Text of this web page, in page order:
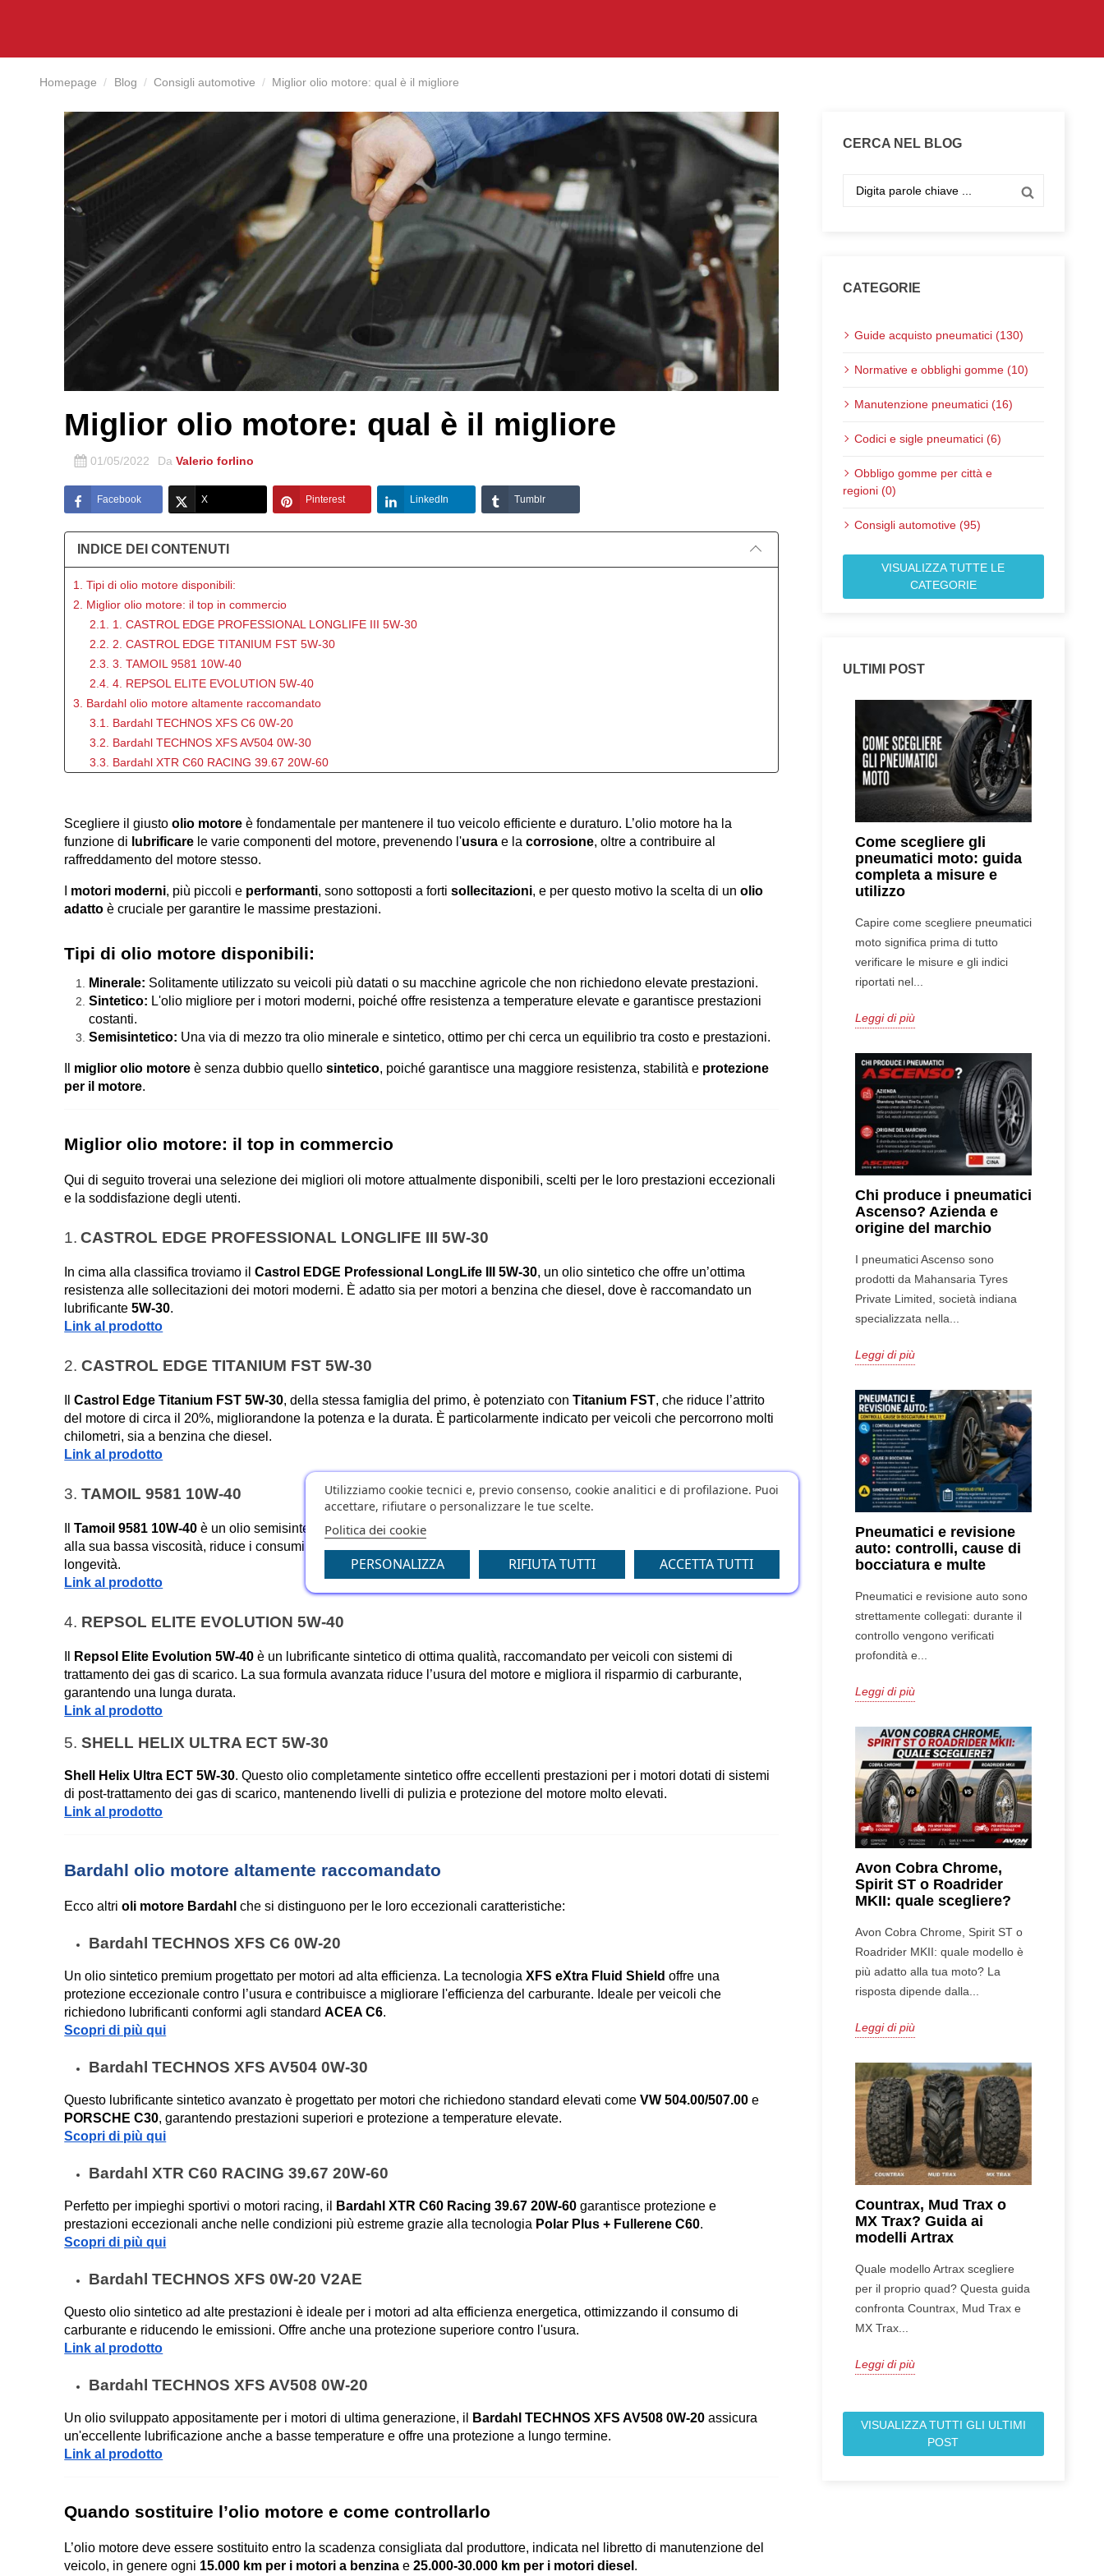
Homepage Blog Consigli automotive Miglior olio motore: qual è il migliore
Miglior olio motore: qual è il migliore
01/05/2022 Da Valerio forlino
Facebook X Pinterest LinkedIn Tumblr
INDICE DEI CONTENUTI
1. Tipi di olio motore disponibili:
2. Miglior olio motore: il top in commercio
2.1. 1. CASTROL EDGE PROFESSIONAL LONGLIFE III 5W-30
2.2. 2. CASTROL EDGE TITANIUM FST 5W-30
2.3. 3. TAMOIL 9581 10W-40
2.4. 4. REPSOL ELITE EVOLUTION 5W-40
3. Bardahl olio motore altamente raccomandato
3.1. Bardahl TECHNOS XFS C6 0W-20
3.2. Bardahl TECHNOS XFS AV504 0W-30
3.3. Bardahl XTR C60 RACING 39.67 20W-60
4. Quando sostituire l’olio motore e come controllarlo
4.1. Come controllare il livello dell’olio motore:
Scegliere il giusto olio motore è fondamentale per mantenere il tuo veicolo efficiente e duraturo. L’olio motore ha la
funzione di lubrificare le varie componenti del motore, prevenendo l'usura e la corrosione, oltre a contribuire al
raffreddamento del motore stesso.
motori moderni, più piccoli e performanti, sono sottoposti a forti sollecitazioni, e per questo motivo la scelta di un olio
adatto è cruciale per garantire le massime prestazioni.
Tipi di olio motore disponibili:
Minerale: Solitamente utilizzato su veicoli più datati o su macchine agricole che non richiedono elevate prestazioni.
Sintetico: L'olio migliore per i motori moderni, poiché offre resistenza a temperature elevate e garantisce prestazioni
costanti.
Semisintetico: Una via di mezzo tra olio minerale e sintetico, ottimo per chi cerca un equilibrio tra costo e prestazioni.
miglior olio motore è senza dubbio quello sintetico, poiché garantisce una maggiore resistenza, stabilità e protezione
per il motore.
Miglior olio motore: il top in commercio
Qui di seguito troverai una selezione dei migliori oli motore attualmente disponibili, scelti per le loro prestazioni eccezionali
e la soddisfazione degli utenti.
1. CASTROL EDGE PROFESSIONAL LONGLIFE III 5W-30
In cima alla classifica troviamo il Castrol EDGE Professional LongLife III 5W-30, un olio sintetico che offre un’ottima
resistenza alle sollecitazioni dei motori moderni. È adatto sia per motori a benzina che diesel, dove è raccomandato un
lubrificante 5W-30.
Link al prodotto
2. CASTROL EDGE TITANIUM FST 5W-30
Il Castrol Edge Titanium FST 5W-30, della stessa famiglia del primo, è potenziato con Titanium FST, che riduce l’attrito
del motore di circa il 20%, migliorandone la potenza e la durata. È particolarmente indicato per veicoli che percorrono molti
chilometri, sia a benzina che diesel.
Link al prodotto
3. TAMOIL 9581 10W-40
Il Tamoil 9581 10W-40 è un olio semisintetico di elevate prestazioni, adatto a veicoli con motori a benzina o diesel. Grazie
alla sua bassa viscosità, riduce i consumi di carburante e protegge il motore dall’accumulo di detriti, contribuendo alla sua
longevità.
Link al prodotto
4. REPSOL ELITE EVOLUTION 5W-40
Repsol Elite Evolution 5W-40 è un lubrificante sintetico di ottima qualità, raccomandato per veicoli con sistemi di
trattamento dei gas di scarico. La sua formula avanzata riduce l’usura del motore e migliora il risparmio di carburante,
garantendo una lunga durata.
Link al prodotto
5. SHELL HELIX ULTRA ECT 5W-30
Shell Helix Ultra ECT 5W-30. Questo olio completamente sintetico offre eccellenti prestazioni per i motori dotati di sistemi
di post-trattamento dei gas di scarico, mantenendo livelli di pulizia e protezione del motore molto elevati.
Link al prodotto
Bardahl olio motore altamente raccomandato
Ecco altri oli motore Bardahl che si distinguono per le loro eccezionali caratteristiche:
Bardahl TECHNOS XFS C6 0W-20
Un olio sintetico premium progettato per motori ad alta efficienza. La tecnologia XFS eXtra Fluid Shield offre una
protezione eccezionale contro l’usura e contribuisce a migliorare l'efficienza del carburante. Ideale per veicoli che
richiedono lubrificanti conformi agli standard ACEA C6.
Scopri di più qui
Bardahl TECHNOS XFS AV504 0W-30
Questo lubrificante sintetico avanzato è progettato per motori che richiedono standard elevati come VW 504.00/507.00
PORSCHE C30, garantendo prestazioni superiori e protezione a temperature elevate.
Scopri di più qui
Bardahl XTR C60 RACING 39.67 20W-60
Perfetto per impieghi sportivi o motori racing, il Bardahl XTR C60 Racing 39.67 20W-60 garantisce protezione e
prestazioni eccezionali anche nelle condizioni più estreme grazie alla tecnologia Polar Plus + Fullerene C60.
Scopri di più qui
Bardahl TECHNOS XFS 0W-20 V2AE
Questo olio sintetico ad alte prestazioni è ideale per i motori ad alta efficienza energetica, ottimizzando il consumo di
carburante e riducendo le emissioni. Offre anche una protezione superiore contro l'usura.
Link al prodotto
Bardahl TECHNOS XFS AV508 0W-20
Un olio sviluppato appositamente per i motori di ultima generazione, il Bardahl TECHNOS XFS AV508 0W-20 assicura
un'eccellente lubrificazione anche a basse temperature e offre una protezione a lungo termine.
Link al prodotto
Quando sostituire l’olio motore e come controllarlo
L’olio motore deve essere sostituito entro la scadenza consigliata dal produttore, indicata nel libretto di manutenzione del
veicolo, in genere ogni 15.000 km per i motori a benzina e 25.000-30.000 km per i motori diesel .
CERCA NEL BLOG
CATEGORIE
Guide acquisto pneumatici (130)
Normative e obblighi gomme (10)
Manutenzione pneumatici (16)
Codici e sigle pneumatici (6)
Obbligo gomme per città e
regioni (0)
Consigli automotive (95)
VISUALIZZA TUTTE LE
CATEGORIE
ULTIMI POST
Come scegliere gli
pneumatici moto: guida
completa a misure e
utilizzo
Capire come scegliere pneumatici
moto significa prima di tutto
verificare le misure e gli indici
riportati nel...
Leggi di più
Chi produce i pneumatici
Ascenso? Azienda e
origine del marchio
I pneumatici Ascenso sono
prodotti da Mahansaria Tyres
Private Limited, società indiana
specializzata nella...
Leggi di più
Pneumatici e revisione
auto: controlli, cause di
bocciatura e multe
Pneumatici e revisione auto sono
strettamente collegati: durante il
controllo vengono verificati
profondità e...
Leggi di più
Avon Cobra Chrome,
Spirit ST o Roadrider
MKII: quale scegliere?
Avon Cobra Chrome, Spirit ST o
Roadrider MKII: quale modello è
più adatto alla tua moto? La
risposta dipende dalla...
Leggi di più
Countrax, Mud Trax o
MX Trax? Guida ai
modelli Artrax
Quale modello Artrax scegliere
per il proprio quad? Questa guida
confronta Countrax, Mud Trax e
MX Trax...
Leggi di più
VISUALIZZA TUTTI GLI ULTIMI
POST
Utilizziamo cookie tecnici e, previo consenso, cookie analitici e di profilazione. Puoi
accettare, rifiutare o personalizzare le tue scelte.
Politica dei cookie
PERSONALIZZA RIFIUTA TUTTI ACCETTA TUTTI